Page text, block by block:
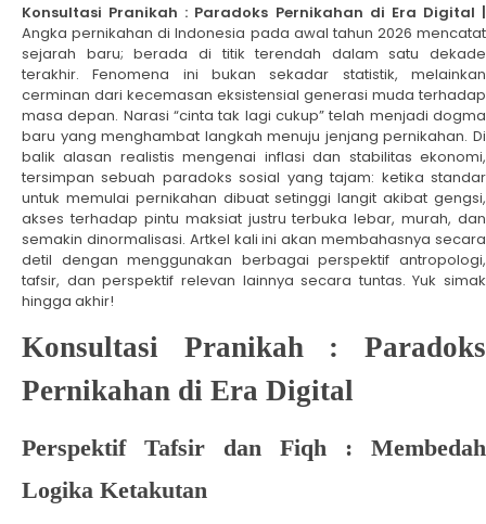
Konsultasi Pranikah : Paradoks Pernikahan di Era Digital |
Angka pernikahan di Indonesia pada awal tahun 2026 mencatat
sejarah baru; berada di titik terendah dalam satu dekade
terakhir. Fenomena ini bukan sekadar statistik, melainkan
cerminan dari kecemasan eksistensial generasi muda terhadap
masa depan. Narasi “cinta tak lagi cukup” telah menjadi dogma
baru yang menghambat langkah menuju jenjang pernikahan. Di
balik alasan realistis mengenai inflasi dan stabilitas ekonomi,
tersimpan sebuah paradoks sosial yang tajam: ketika standar
untuk memulai pernikahan dibuat setinggi langit akibat gengsi,
akses terhadap pintu maksiat justru terbuka lebar, murah, dan
semakin dinormalisasi. Artkel kali ini akan membahasnya secara
detil dengan menggunakan berbagai perspektif antropologi,
tafsir, dan perspektif relevan lainnya secara tuntas. Yuk simak
hingga akhir!
Konsultasi Pranikah : Paradoks
Pernikahan di Era Digital
Perspektif Tafsir dan Fiqh : Membedah
Logika Ketakutan